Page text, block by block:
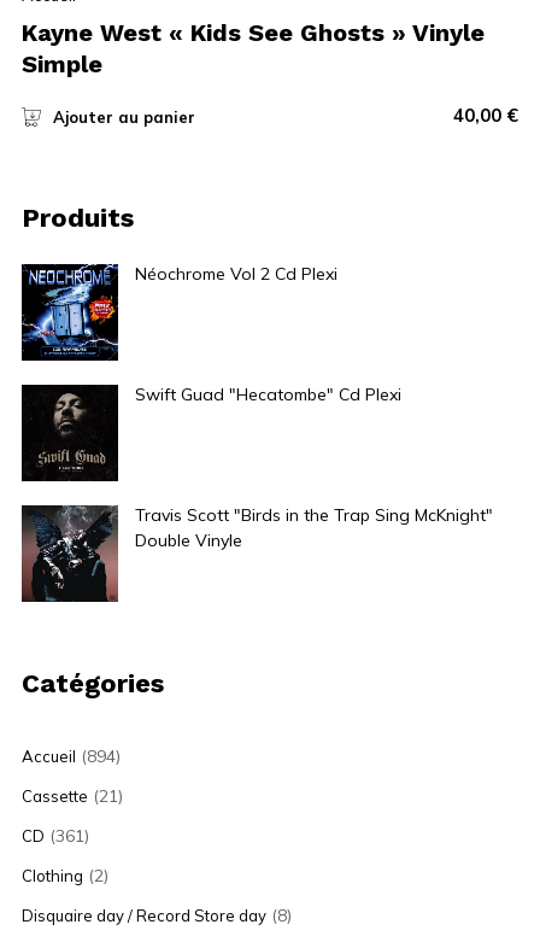
Kayne West « Kids See Ghosts » Vinyle
Simple
Ajouter au panier 40,00 €
Produits
Néochrome Vol 2 Cd Plexi
Swift Guad "Hecatombe" Cd Plexi
Travis Scott "Birds in the Trap Sing McKnight"
Double Vinyle
Catégories
Accueil (894)
Cassette (21)
CD (361)
Clothing (2)
Disquaire day / Record Store day (8)